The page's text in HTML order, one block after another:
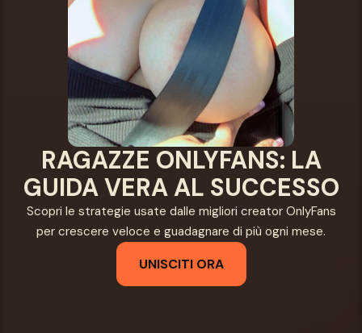
RAGAZZE ONLYFANS: LA
GUIDA VERA AL SUCCESSO
Scopri le strategie usate dalle migliori creator OnlyFans
per crescere veloce e guadagnare di più ogni mese.
UNISCITI ORA